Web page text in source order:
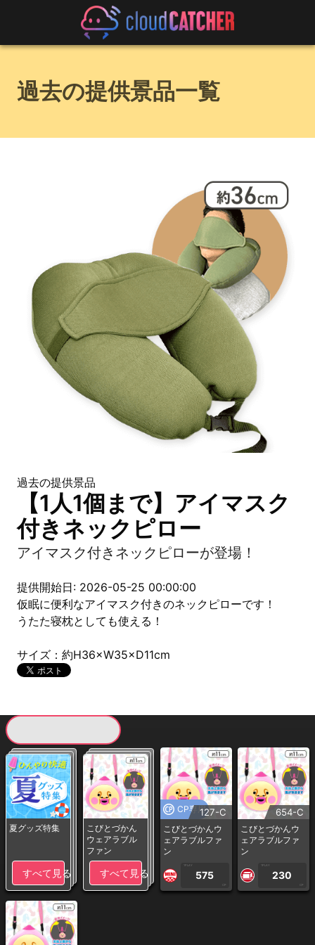
過去の提供景品一覧
過去の提供景品
【1人1個まで】アイマスク
付きネックピロー
アイマスク付きネックピローが登場！
提供開始日: 2026-05-25 00:00:00
仮眠に便利なアイマスク付きのネックピローです！
うたた寝枕としても使える！
サイズ：約H36×W35×D11cm
夏グッズ特集
すべて見る
こびとづかん
ウェアラブル
ファン
すべて見る
CP専用127-C
こびとづかんウ
ェアラブルファ
ン
1PLAY
575
CP
654-C
こびとづかんウ
ェアラブルファ
ン
1PLAY
230
CP